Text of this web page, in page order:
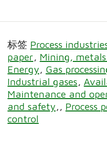
标签 Process
paper
Mining,
Energy
Gas
Industrial gases
Maintenance and
and safety
Process
control